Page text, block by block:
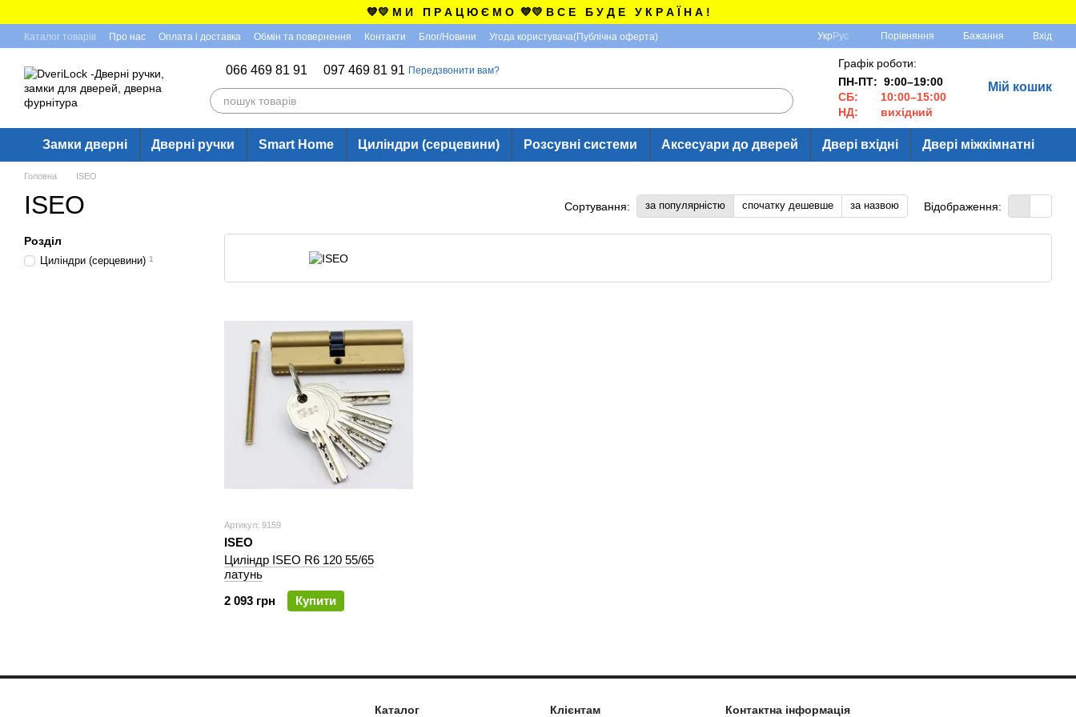
💙💛 М И П Р А Ц Ю Є М О 💙💛 В С Е Б У Д Е У К Р А Ї Н А !
Каталог товарів Про нас Оплата і доставка Обмін та повернення Контакти Блог/Новини
Угода користувача(Публічна оферта)
Укр Рус Порівняння Бажання Вхід
066 469 81 91 097 469 81 91 Передзвонити вам?
Графік роботи:
ПН-ПТ: 9:00–19:00
СБ: 10:00–15:00
НД: вихідний
Мій кошик
Замки дверні Дверні ручки Smart Home Циліндри (серцевини) Розсувні системи Аксесуари до дверей Двері вхідні Двері міжкімнатні
Головна ISEO
ISEO Сортування: за популярністю спочатку дешевше за назвою Відображення:
Артикул: 9159
ISEO
Циліндр ISEO R6 120 55/65
латунь
2 093 грн
Купити
Розділ
Циліндри (серцевини) 1
Каталог Клієнтам Контактна інформація